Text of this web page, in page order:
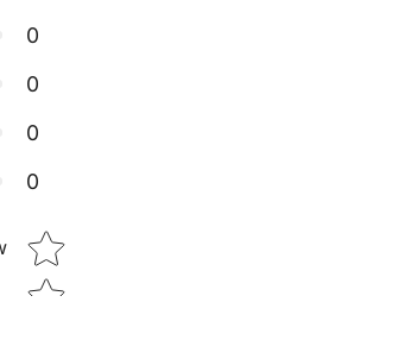
0
0
0
0
Star rating